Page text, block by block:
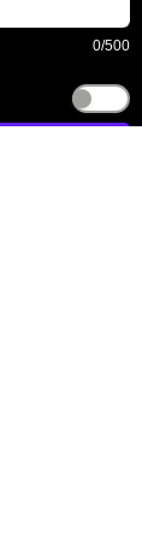
0/500